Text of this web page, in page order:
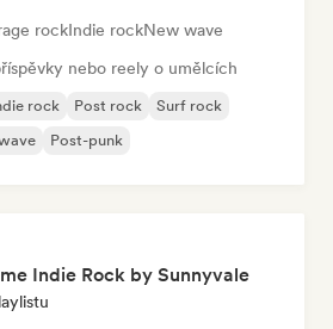
rockIndie rockNew wave
nebo reely o umělcích
rock Post rock
Surf rock
Post-punk
Indie Rock by Sunnyvale